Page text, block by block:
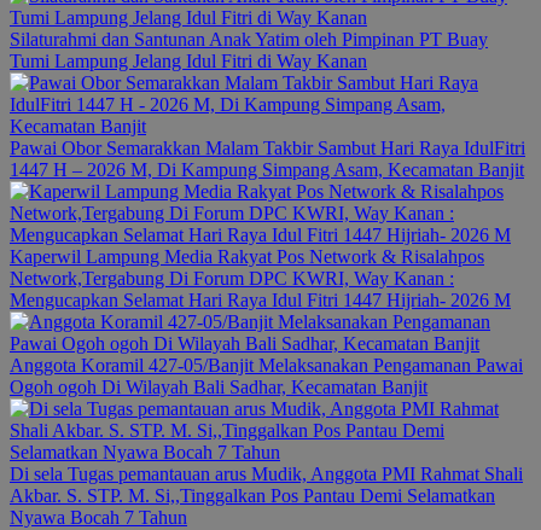
Silaturahmi dan Santunan Anak Yatim oleh Pimpinan PT Buay
Tumi Lampung Jelang Idul Fitri di Way Kanan
Pawai Obor Semarakkan Malam Takbir Sambut Hari Raya IdulFitri
1447 H – 2026 M, Di Kampung Simpang Asam, Kecamatan Banjit
Kaperwil Lampung Media Rakyat Pos Network & Risalahpos
Network,Tergabung Di Forum DPC KWRI, Way Kanan :
Mengucapkan Selamat Hari Raya Idul Fitri 1447 Hijriah- 2026 M
Anggota Koramil 427-05/Banjit Melaksanakan Pengamanan Pawai
Ogoh ogoh Di Wilayah Bali Sadhar, Kecamatan Banjit
Di sela Tugas pemantauan arus Mudik, Anggota PMI Rahmat Shali
Akbar. S. STP. M. Si,,Tinggalkan Pos Pantau Demi Selamatkan
Nyawa Bocah 7 Tahun